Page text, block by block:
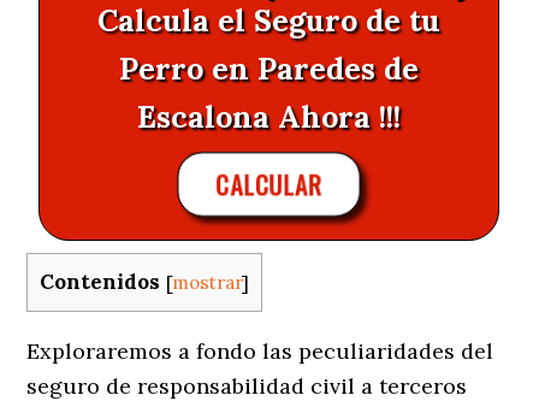
Calcula el Seguro de tu
Perro en Paredes de
Escalona Ahora !!!
CALCULAR
Contenidos [mostrar]
Exploraremos a fondo las peculiaridades del
seguro de responsabilidad civil a terceros